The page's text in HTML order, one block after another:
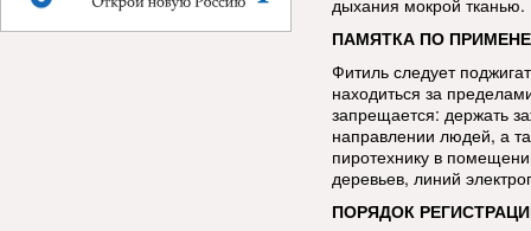
дыхания мокрой тканью.
ПАМЯТКА ПО
Фитиль следует
находиться за
запрещается: держать
направлении людей, а
пиротехнику в
деревьев, линий
ПОРЯДОК